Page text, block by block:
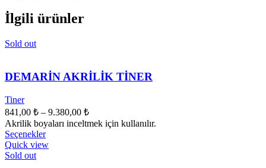
İlgili ürünler
Sold out
DEMARİN AKRİLİK TİNER
Tiner
841,00 ₺ – 9.380,00 ₺Fiyat
aralığı:
Akrilik boyaları inceltmek için kullanılır.
SeçeneklerBu
ürünün
Quick view
Sold out